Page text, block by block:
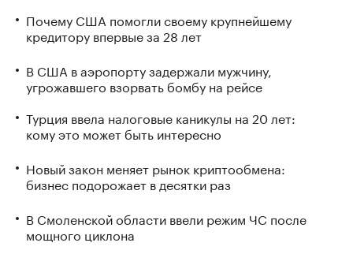
Почему США помогли своему крупнейшему
кредитору впервые за 28 лет
В США в аэропорту задержали мужчину,
угрожавшего взорвать бомбу на рейсе
Турция ввела налоговые каникулы на 20 лет:
кому это может быть интересно
Новый закон меняет рынок криптообмена:
бизнес подорожает в десятки раз
В Смоленской области ввели режим ЧС после
мощного циклона